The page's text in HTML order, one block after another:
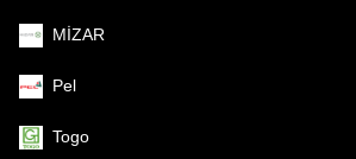
MİZAR
Pel
Togo